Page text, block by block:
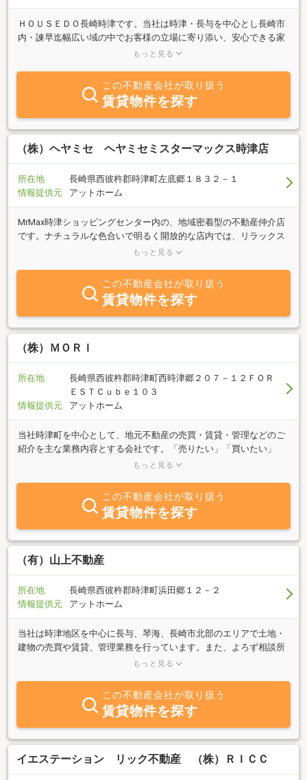
ＨＯＵＳＥＤＯ長崎時津です。当社は時津・長与を中心とし長崎市
内・諫早迄幅広い域の中でお客様の立場に寄り添い、安心できる家
の売買のお手伝いをさせていただきます。店舗ではキッズスペース
ています。また、リフォーム業もお任せください。お家のご相談は
ぜひハウスドゥ長崎時津店まで！
もっと見る
この不動産会社が取り扱う
賃貸物件を探す
（株）ヘヤミセ ヘヤミセミスターマックス時津店
所在地
長崎県西彼杵郡時津町左底郷１８３２－１
情報提供元
アットホーム
MrMax時津ショッピングセンター内の、地域密着型の不動産仲介店
です。ナチュラルな色合いで明るく開放的な店内では、リラックス
しながらゆっくりとお部屋探しができます。小さなお子様連れでも
のお部屋探しにも最適です。お買い物のついでに、どうぞお気軽に
お立ち寄りください。賃貸・売買はもちろん、不動産に関すること
なら何でもご相談を承っております！https://www.n-heyamise.jp/へ
アクセス、または『ヘヤミセ』で検索
もっと見る
この不動産会社が取り扱う
賃貸物件を探す
（株）ＭＯＲＩ
所在地
長崎県西彼杵郡時津町西時津郷２０７－１２ＦＯＲ
ＥＳＴＣｕｂｅ１０３
情報提供元
アットホーム
当社時津町を中心として、地元不動産の売買・賃貸・管理などのご
紹介を主な業務内容とする会社です。「売りたい」「買いたい」
「借りたい」ご希望の方、不動産に関する質問は何でもお気軽にご
を心掛けております。特に時津町・長崎市内のことは是非、当社へ
ご相談ください。
もっと見る
この不動産会社が取り扱う
賃貸物件を探す
（有）山上不動産
所在地
長崎県西彼杵郡時津町浜田郷１２－２
情報提供元
アットホーム
当社は時津地区を中心に長与、琴海、長崎市北部のエリアで土地・
建物の売買や賃貸、管理業務を行っています。また、よろず相談所
として、住宅情報に限らず、地域の情報もご提供できますので、お
もっと見る
この不動産会社が取り扱う
賃貸物件を探す
イエステーション リック不動産 （株）ＲＩＣＣ